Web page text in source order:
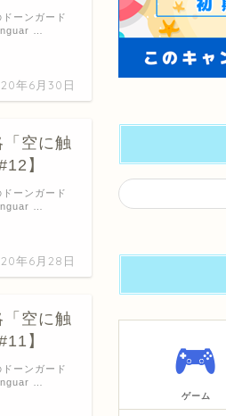
年6月30日
ーンガード
…
「空に触
】
年6月28日
ーンガード
…
「空に触
】
ーンガード
…
ゲーム